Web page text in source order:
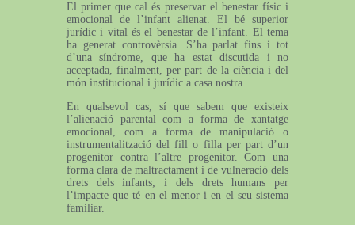
El primer que cal és preservar el benestar físic i
emocional de l’infant alienat. El bé superior
jurídic i vital és el benestar de l’infant. El tema
ha generat controvèrsia. S’ha parlat fins i tot
d’una síndrome, que ha estat discutida i no
acceptada, finalment, per part de la ciència i del
món institucional i jurídic a casa nostra.
En qualsevol cas, sí que sabem que existeix
l’alienació parental com a forma de xantatge
emocional, com a forma de manipulació o
instrumentalització del fill o filla per part d’un
progenitor contra l’altre progenitor. Com una
forma clara de maltractament i de vulneració dels
drets dels infants; i dels drets humans per
l’impacte que té en el menor i en el seu sistema
familiar.